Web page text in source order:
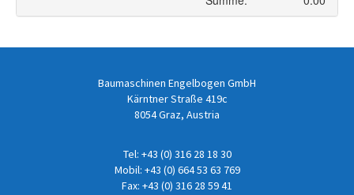
Baumaschinen Engelbogen GmbH
Kärntner Straße 419c
8054 Graz, Austria
Tel: +43 (0) 316 28 18 30
Mobil: +43 (0) 664 53 63 769
Fax: +43 (0) 316 28 59 41